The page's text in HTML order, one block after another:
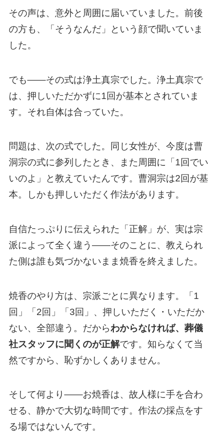
その声は、意外と周囲に届いていました。前後
の方も、「そうなんだ」という顔で聞いていま
した。
でも——その式は浄土真宗でした。浄土真宗で
は、押しいただかずに1回が基本とされていま
す。それ自体は合っていた。
問題は、次の式でした。同じ女性が、今度は曹
洞宗の式に参列したとき、また周囲に「1回でい
いのよ」と教えていたんです。曹洞宗は2回が基
本。しかも押しいただく作法があります。
自信たっぷりに伝えられた「正解」が、実は宗
派によって全く違う——そのことに、教えられ
た側は誰も気づかないまま焼香を終えました。
焼香のやり方は、宗派ごとに異なります。「1
回」「2回」「3回」、押しいただく・いただか
ない、全部違う。だからわからなければ、葬儀
社スタッフに聞くのが正解です。知らなくて当
然ですから、恥ずかしくありません。
そして何より——お焼香は、故人様に手を合わ
せる、静かで大切な時間です。作法の採点をす
る場ではないんです。